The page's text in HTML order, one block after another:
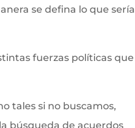
se defina lo que sería
fuerzas políticas que
tales si no buscamos,
búsqueda de acuerdos